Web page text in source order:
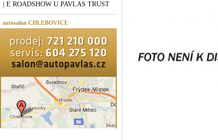
| E ROADSHOW U PAVLAS TRUST
autosalon CHLEBOVICE